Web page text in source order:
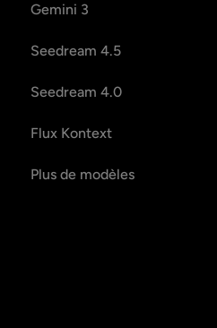
Gemini 3
Seedream 4.5
Seedream 4.0
Flux Kontext
Plus de modèles